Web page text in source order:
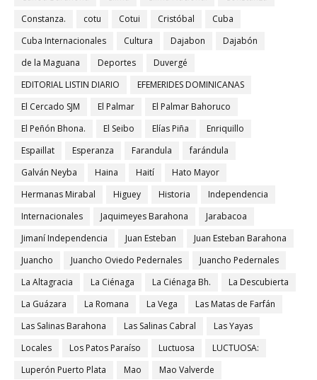
Constanza.
cotu Cotui Cristóbal
Cuba
Cuba Internacionales
Cultura Dajabon
Dajabón
de la Maguana
Deportes
Duvergé
EDITORIAL LISTIN DIARIO
EFEMERIDES DOMINICANAS
El Cercado SJM
El Palmar
El Palmar Bahoruco
El Peñón Bhona.
El Seibo Elías Piña
Enriquillo
Espaillat
Esperanza Farandula
farándula
Galván Neyba
Haina Haití
Hato Mayor
Hermanas Mirabal
Higuey Historia
Independencia
Internacionales
Jaquimeyes Barahona
Jarabacoa
Jimaní Independencia
Juan Esteban
Juan Esteban Barahona
Juancho
Juancho Oviedo Pedernales
Juancho Pedernales
La Altagracia
La Ciénaga La Ciénaga Bh.
La Descubierta
La Guázara
La Romana La Vega
Las Matas de Farfán
Las Salinas Barahona
Las Salinas Cabral
Las Yayas
Locales
Los Patos Paraíso Luctuosa
LUCTUOSA:
Luperón Puerto Plata
Mao
Mao Valverde